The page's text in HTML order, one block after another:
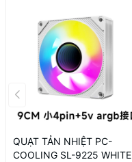
QUẠT TẢN NHIỆT PC-
COOLING SL-9225 WHITE